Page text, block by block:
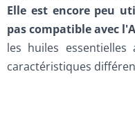
Elle est encore peu
pas compatible avec
les huiles
caractéristiques